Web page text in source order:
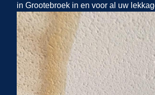
in Grootebroek in en voor al uw